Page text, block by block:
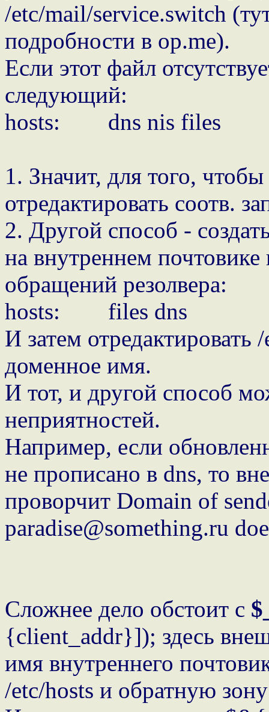
/etc/mail/service.switch
подробности в op.me).
Если этот файл
следующий:
hosts: dns nis files
1. Значит, для того,
отредактировать соотв.
2. Другой способ -
на внутреннем почтовике
обращений резолвера:
hosts: files dns
И затем отредактировать
доменное имя.
И тот, и другой способ
неприятностей.
Например, если
не прописано в dns, то
проворчит Domain of
paradise@something.ru
Сложнее дело обстоит с
{client_addr}]); здесь
имя внутреннего
/etc/hosts и обратную